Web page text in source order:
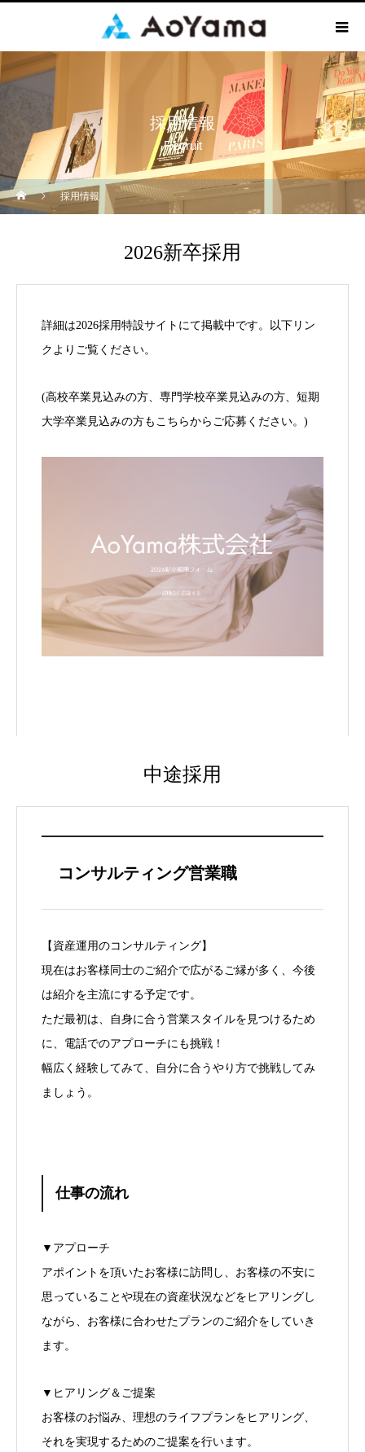
採用情報
Recruit
採用情報
2026新卒採用
詳細は2026採用特設サイトにて掲載中です。以下リン
クよりご覧ください。
(高校卒業見込みの方、専門学校卒業見込みの方、短期
大学卒業見込みの方もこちらからご応募ください。)
中途採用
コンサルティング営業職
【資産運用のコンサルティング】
現在はお客様同士のご紹介で広がるご縁が多く、今後
は紹介を主流にする予定です。
ただ最初は、自身に合う営業スタイルを見つけるため
に、電話でのアプローチにも挑戦！
幅広く経験してみて、自分に合うやり方で挑戦してみ
ましょう。
仕事の流れ
▼アプローチ
アポイントを頂いたお客様に訪問し、お客様の不安に
思っていることや現在の資産状況などをヒアリングし
ながら、お客様に合わせたプランのご紹介をしていき
ます。
▼ヒアリング＆ご提案
お客様のお悩み、理想のライフプランをヒアリング、
それを実現するためのご提案を行います。